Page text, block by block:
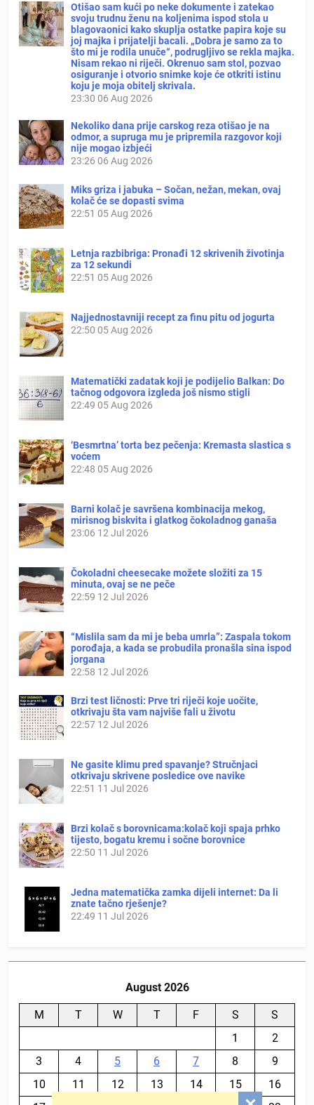
Otišao sam kući po neke dokumente i zatekao
svoju trudnu ženu na koljenima ispod stola u
blagovaonici kako skuplja ostatke papira koje su
joj majka i prijatelji bacali. „Dobra je samo za to
što mi je rodila unuče“, podrugljivo se rekla majka.
Nisam rekao ni riječi. Okrenuo sam stol, pozvao
osiguranje i otvorio snimke koje će otkriti istinu
koju je moja obitelj skrivala.
23:30 06 Aug 2026
Nekoliko dana prije carskog reza otišao je na
odmor, a supruga mu je pripremila razgovor koji
nije mogao izbjeći
23:26 06 Aug 2026
Miks griza i jabuka – Sočan, nežan, mekan, ovaj
kolač će se dopasti svima
22:51 05 Aug 2026
Letnja razbibriga: Pronađi 12 skrivenih životinja
za 12 sekundi
22:51 05 Aug 2026
Najjednostavniji recept za finu pitu od jogurta
22:50 05 Aug 2026
Matematički zadatak koji je podijelio Balkan: Do
tačnog odgovora izgleda još nismo stigli
22:49 05 Aug 2026
‘Besmrtna’ torta bez pečenja: Kremasta slastica s
voćem
22:48 05 Aug 2026
Barni kolač je savršena kombinacija mekog,
mirisnog biskvita i glatkog čokoladnog ganaša
23:06 12 Jul 2026
Čokoladni cheesecake možete složiti za 15
minuta, ovaj se ne peče
22:59 12 Jul 2026
“Mislila sam da mi je beba umrla”: Zaspala tokom
porođaja, a kada se probudila pronašla sina ispod
jorgana
22:58 12 Jul 2026
Brzi test ličnosti: Prve tri riječi koje uočite,
otkrivaju šta vam najviše fali u životu
22:57 12 Jul 2026
Ne gasite klimu pred spavanje? Stručnjaci
otkrivaju skrivene posledice ove navike
22:51 11 Jul 2026
Brzi kolač s borovnicama:kolač koji spaja prhko
tijesto, bogatu kremu i sočne borovnice
22:50 11 Jul 2026
Jedna matematička zamka dijeli internet: Da li
znate tačno rješenje?
22:49 11 Jul 2026
August 2026
M T W T F S
S
1
2
3
4 5 6 7 8
9
10
11 12 13 14 15
16